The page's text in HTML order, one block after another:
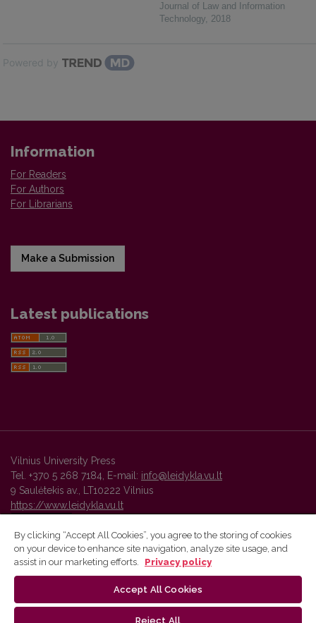
Journal of Law and Information
Technology, 2018
Powered by
Information
For Readers
For Authors
For Librarians
Make a Submission
Latest publications
Vilnius University Press
Tel. +370 5 268 7184, E-mail: info@leidykla.vu.lt
9 Saulėtekis av., LT10222 Vilnius
https://www.leidykla.vu.lt
Vilnius University Press platform and metadata are distributed by
By clicking “Accept All Cookies”, you agree to the storing of cookies
on your device to enhance site navigation, analyze site usage, and
assist in our marketing efforts.
Privacy policy
Accept All Cookies
Reject All